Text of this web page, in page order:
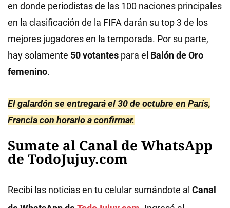
en donde periodistas de las 100 naciones principales
en la clasificación de la FIFA darán su top 3 de los
mejores jugadores en la temporada. Por su parte,
hay solamente 50 votantes para el Balón de Oro
femenino.
El galardón se entregará el 30 de octubre en París,
Francia con horario a confirmar.
Sumate al Canal de WhatsApp
de TodoJujuy.com
Recibí las noticias en tu celular sumándote al Canal